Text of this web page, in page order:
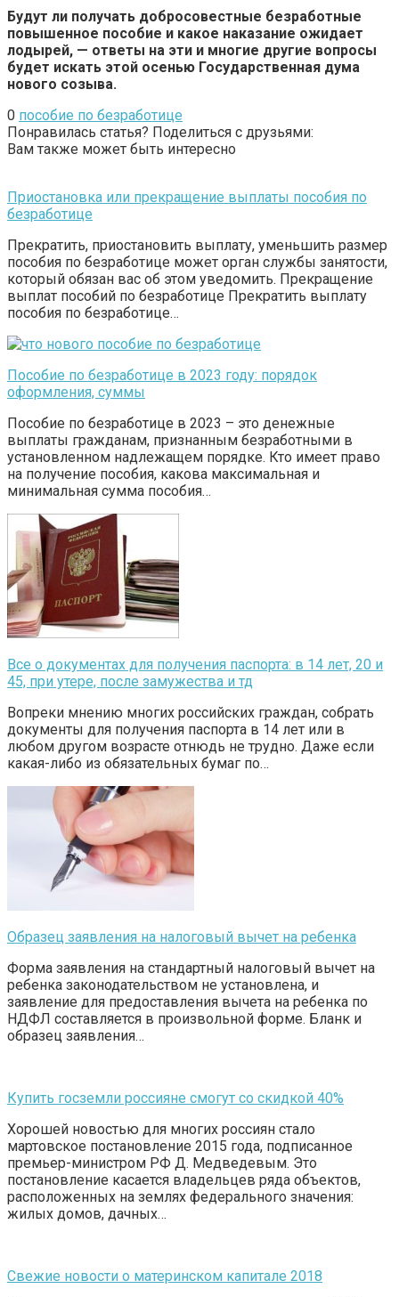
Будут ли получать добросовестные безработные
повышенное пособие и какое наказание ожидает
лодырей, — ответы на эти и многие другие вопросы
будет искать этой осенью Государственная дума
нового созыва.
0 пособие по безработице
Понравилась статья? Поделиться с друзьями:
Вам также может быть интересно
Приостановка или прекращение выплаты пособия по
безработице
Прекратить, приостановить выплату, уменьшить размер
пособия по безработице может орган службы занятости,
который обязан вас об этом уведомить. Прекращение
выплат пособий по безработице Прекратить выплату
пособия по безработице…
Пособие по безработице в 2023 году: порядок
оформления, суммы
Пособие по безработице в 2023 – это денежные
выплаты гражданам, признанным безработными в
установленном надлежащем порядке. Кто имеет право
на получение пособия, какова максимальная и
минимальная сумма пособия…
Все о документах для получения паспорта: в 14 лет, 20 и
45, при утере, после замужества и тд
Вопреки мнению многих российских граждан, собрать
документы для получения паспорта в 14 лет или в
любом другом возрасте отнюдь не трудно. Даже если
какая-либо из обязательных бумаг по…
Образец заявления на налоговый вычет на ребенка
Форма заявления на стандартный налоговый вычет на
ребенка законодательством не установлена, и
заявление для предоставления вычета на ребенка по
НДФЛ составляется в произвольной форме. Бланк и
образец заявления…
Купить госземли россияне смогут со скидкой 40%
Хорошей новостью для многих россиян стало
мартовское постановление 2015 года, подписанное
премьер-министром РФ Д. Медведевым. Это
постановление касается владельцев ряда объектов,
расположенных на землях федерального значения:
жилых домов, дачных…
Свежие новости о материнском капитале 2018